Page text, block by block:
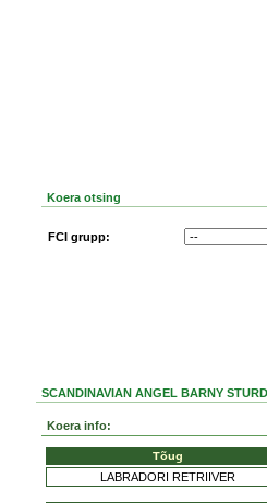
Koera otsing
FCI grupp:
SCANDINAVIAN ANGEL BARNY
Koera info:
Tõug
LABRADORI RETRIIVER